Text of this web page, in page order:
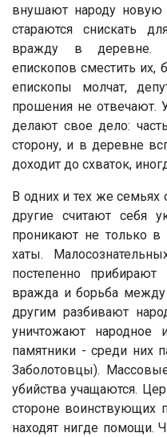
внушают народу новую
стараются снискать
вражду в деревне.
епископов сместить их,
епископы молчат,
прошения не отвечают.
делают свое дело:
сторону, и в деревне
доходит до схваток,
В одних и тех же семьях
другие считают себя
проникают не только
хаты.
постепенно
вражда и борьба
другим разбивают
уничтожают народное
памятники - среди них
Заболотовцы).
убийства учащаются.
стороне воинствующих
находят нигде помощи.